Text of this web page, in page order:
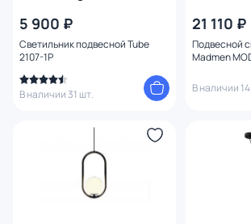
5 900 ₽
Светильник подвесной Tube
2107-1P
В наличии 31 шт.
21 110 ₽
Подвесной
Madmen
В наличии